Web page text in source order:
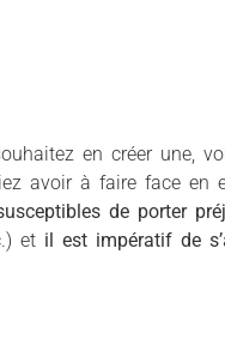
en créer une,
avoir à faire face en
de porter
et il est impératif de